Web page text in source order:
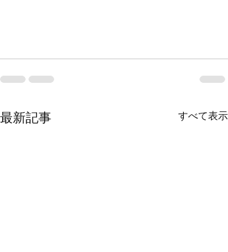
最新記事 すべて表示